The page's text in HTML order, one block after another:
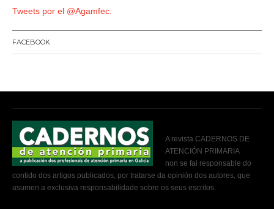
Tweets por el @Agamfec.
FACEBOOK
A revista CADERNOS DE
ATENCIÓN PRIMARIA
non se fai responsable do
contido dos artigos publicados, por tratarse da opinión dos autores, que
asumen a exclusiva responsabilidade sobre os seus escritos.